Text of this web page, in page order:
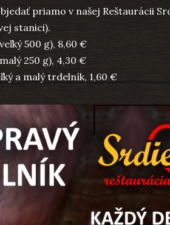
priamo v našej Reštaurácii
stanici).
500 g), 8,60 €
250 g), 4,30 €
a malý trdelník, 1,60 €